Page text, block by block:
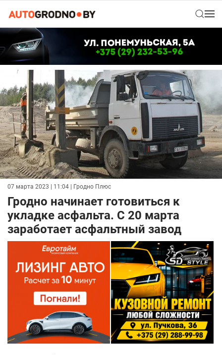
07 марта 2023 | 11:04 | Гродно Плюс
Гродно начинает готовиться к
укладке асфальта. С 20 марта
заработает асфальтный завод